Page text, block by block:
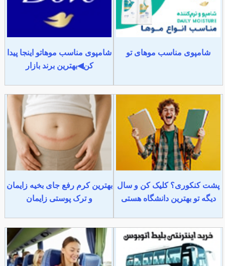
شامپوی مناسب موهای تو
شامپوی مناسب موهاتو اینجا پیدا
کن◀بهترین برند بازار
پشت کنکوری؟ کلیک کن و سال
دیگه تو بهترین دانشگاه هستی
بهترین کرم رفع جای بخیه زایمان
و ترک پوستی زایمان